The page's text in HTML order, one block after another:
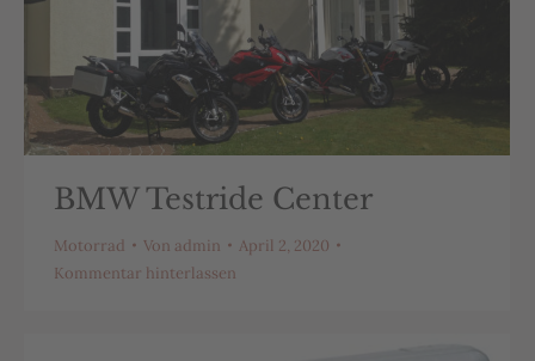
BMW Testride Center
Motorrad Von admin
April 2, 2020
Kommentar hinterlassen